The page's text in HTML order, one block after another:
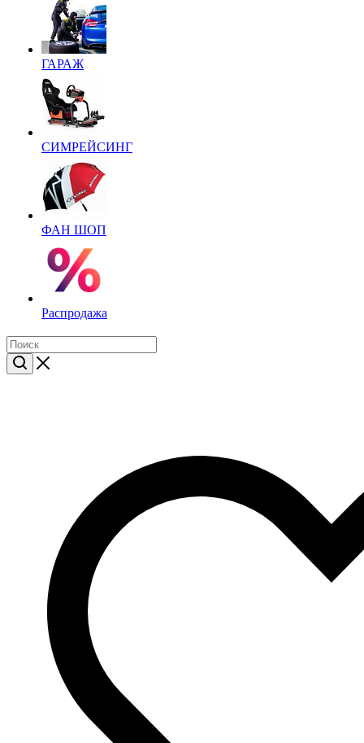
ГАРАЖ
СИМРЕЙСИНГ
ФАН ШОП
Распродажа